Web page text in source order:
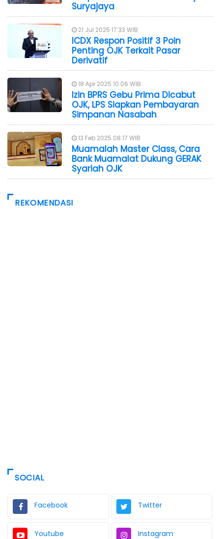
Suryajaya
21 Jul 2025 17:33 WIB
ICDX Respon Positif 3 Poin
Penting OJK Terkait Pasar
Derivatif
18 Apr 2025 10:06 WIB
Izin BPRS Gebu Prima Dicabut
OJK, LPS Siapkan Pembayaran
Simpanan Nasabah
13 Feb 2025 08:17 WIB
Muamalah Master Class, Cara
Bank Muamalat Dukung GERAK
Syariah OJK
REKOMENDASI
SOCIAL
Facebook Twitter
Youtube Instagram